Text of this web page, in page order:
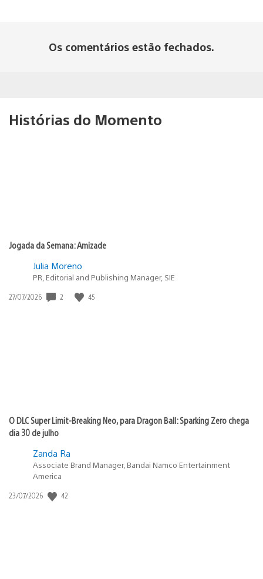
Os comentários estão fechados.
Histórias do Momento
Jogada da Semana: Amizade
Julia Moreno
PR, Editorial and Publishing Manager, SIE
Data
27/07/2026 2 45
O DLC Super Limit-Breaking Neo, para Dragon Ball: Sparking Zero chega
dia 30 de julho
Zanda Ra
Associate Brand Manager, Bandai Namco Entertainment
America
Data
23/07/2026 42